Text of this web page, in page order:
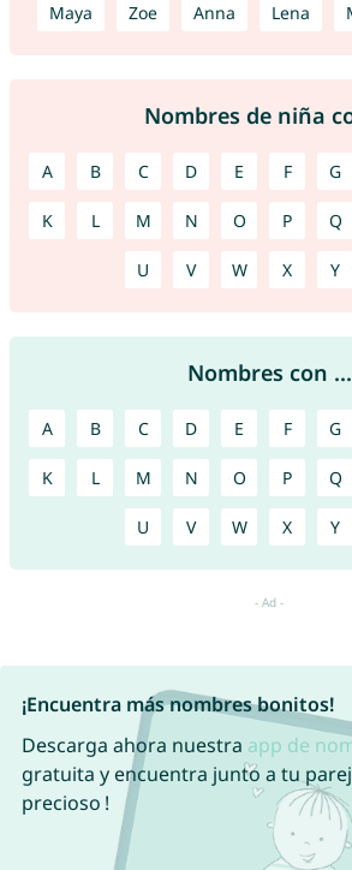
Maya Zoe Anna Lena
Nombres de niña
A B C D E F G
K L M N O P Q
U V W X Y
Nombres con ...
A B C D E F G
K L M N O P Q
U V W X Y
¡Encuentra más nombres bonitos!
Descarga ahora nuestra app de
gratuita y encuentra junto a tu
precioso !